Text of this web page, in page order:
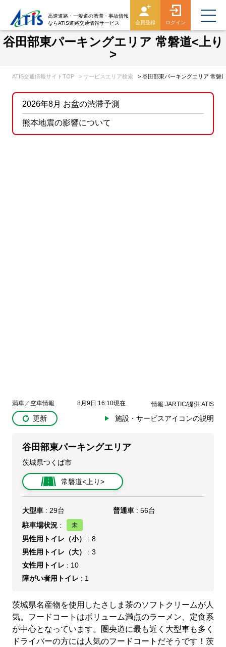
高速道路・一般道の渋滞・事故情報
ならATIS道路交通情報サービス
会員登録 ログイン
谷田部東パーキングエリア 常磐道<上り
>
ATIS交通情報サイトTOP > サービスエリア検索 > 谷田部東パーキングエリア 常磐
2026年8月 お盆の渋滞予測
熊本地震の影響について
満車／空車情報 8月9日 16:10現在 情報:JARTIC/提供:ATIS
更新 施設・サービスアイコンの説明
谷田部東パーキングエリア
茨城県つくば市
常磐道<上り>
大型車 : 29台 普通車 : 56台
駐車場状況 :
男性用トイレ（小）
: 8
男性用トイレ（大）
: 3
女性用トイレ : 10
障がい者用トイレ : 1
茨城県名産物を使用したさしま茶のソフトクリームが人
気。フードコートはボリューム満点のラーメン、定食系
が中心となっています。圏央道に最も近く大型車も多く
ドライバーの方には人気のフードコートだそうです！茨